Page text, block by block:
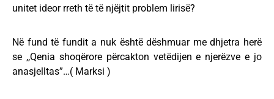
unitet ideor rreth të të njëjtit problem lirisë?
Në fund të fundit a nuk është dëshmuar me dhjetra herë
se ,,Qenia shoqërore përcakton vetëdijen e njerëzve e jo
anasjelltas”…( Marksi )